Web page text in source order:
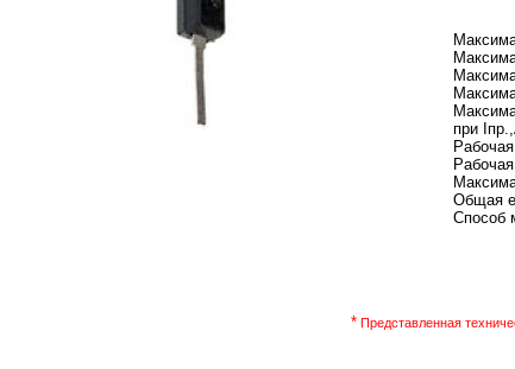
при
Общая
Способ
* Представленная